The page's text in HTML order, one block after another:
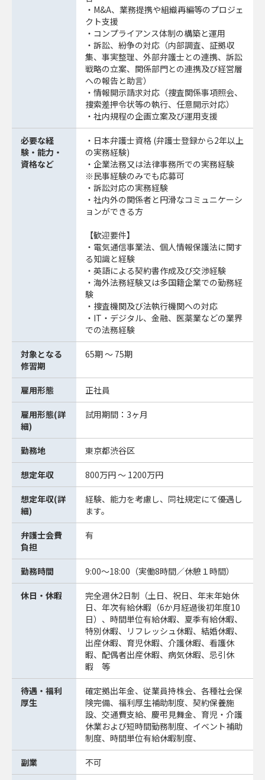
・M&A、業務提携や組織再編等のプロジェ
クト支援
・コンプライアンス体制の構築と運用
・訴訟、紛争の対応（内部調査、証拠収
集、事実整理、外部弁護士との連携、訴訟
戦略の立案、関係部門との連携及び経営層
への報告と助言）
・情報開示請求対応（捜査関係事項照会、
捜索差押令状等の執行、任意開示対応）
・社内規程の企画立案及び運用支援
必要な経
験・能力・
資格など
・日本弁護士資格 (弁護士登録から2年以上
の実務経験)
・企業法務又は法律事務所での実務経験
※民事経験のみでも応募可
・訴訟対応の実務経験
・社内外の関係者と円滑なコミュニケーシ
ョンができる方
【歓迎要件】
・電気通信事業法、個人情報保護法に関す
る知識と経験
・英語による契約書作成及び交渉経験
・海外法務経験又は多国籍企業での勤務経
験
・捜査機関及び法執行機関への対応
・IT・デジタル、金融、医薬業などの業界
での法務経験
対象となる
修習期
65期 ～ 75期
雇用形態 正社員
雇用形態(詳
細)
試用期間：3ヶ月
勤務地 東京都渋谷区
想定年収 800万円 ～ 1200万円
想定年収(詳
細)
経験、能力を考慮し、同社規定にて優遇し
ます。
弁護士会費
負担
有
勤務時間 9:00～18:00（実働8時間／休憩１時間）
休日・休暇
完全週休2日制（土日、祝日、年末年始休
日、年次有給休暇（6か月経過後初年度10
日）、時間単位有給休暇、夏季有給休暇、
特別休暇、リフレッシュ休暇、結婚休暇、
出産休暇、育児休暇、介護休暇、看護休
暇、配偶者出産休暇、病気休暇、忌引休
暇 等
待遇・福利
厚生
確定拠出年金、従業員持株会、各種社会保
険完備、福利厚生補助制度、契約保養施
設、交通費支給、慶弔見舞金、育児・介護
休業および短時間勤務制度、イベント補助
制度、時間単位有給休暇制度、
副業 不可